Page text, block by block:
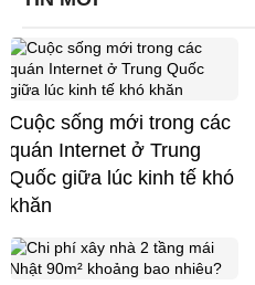
Cuộc sống mới trong các
quán Internet ở Trung
Quốc giữa lúc kinh tế khó
khăn